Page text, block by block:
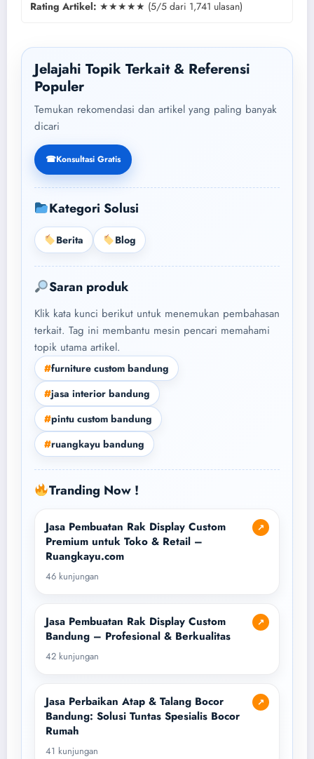
Rating Artikel: ★★★★★ (5/5 dari 1,741 ulasan)
Jelajahi Topik Terkait & Referensi
Populer
Temukan rekomendasi dan artikel yang paling banyak
dicari
☎Konsultasi Gratis
Kategori Solusi
Berita Blog
Saran produk
Klik kata kunci berikut untuk menemukan pembahasan
terkait. Tag ini membantu mesin pencari memahami
topik utama artikel.
#furniture custom bandung
#jasa interior bandung
#pintu custom bandung
#ruangkayu bandung
Tranding Now !
↗
Jasa Pembuatan Rak Display Custom
Premium untuk Toko & Retail –
Ruangkayu.com
46 kunjungan
↗
Jasa Pembuatan Rak Display Custom
Bandung – Profesional & Berkualitas
42 kunjungan
↗
Jasa Perbaikan Atap & Talang Bocor
Bandung: Solusi Tuntas Spesialis Bocor
Rumah
41 kunjungan